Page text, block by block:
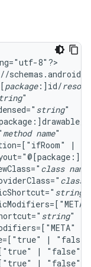
8"?>
package:]id/
string
method name
|
class name
class
string
string
|
|
|